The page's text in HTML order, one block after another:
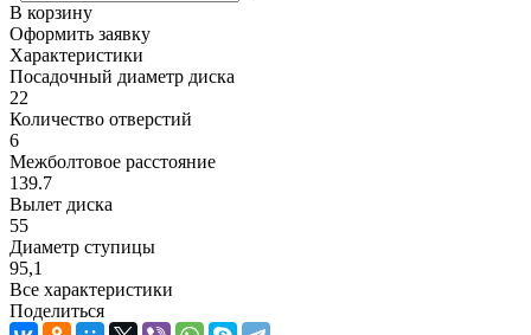
В корзину
Оформить заявку
Характеристики
Посадочный диаметр диска
22
Количество отверстий
6
Межболтовое расстояние
139.7
Вылет диска
55
Диаметр ступицы
95,1
Все характеристики
Поделиться